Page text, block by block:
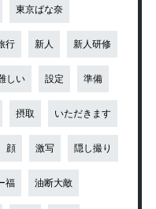
東京ばな奈
行 新人 新人研修
しい 設定 準備
摂取 いただきます
顔 激写 隠し撮り
福 油断大敵